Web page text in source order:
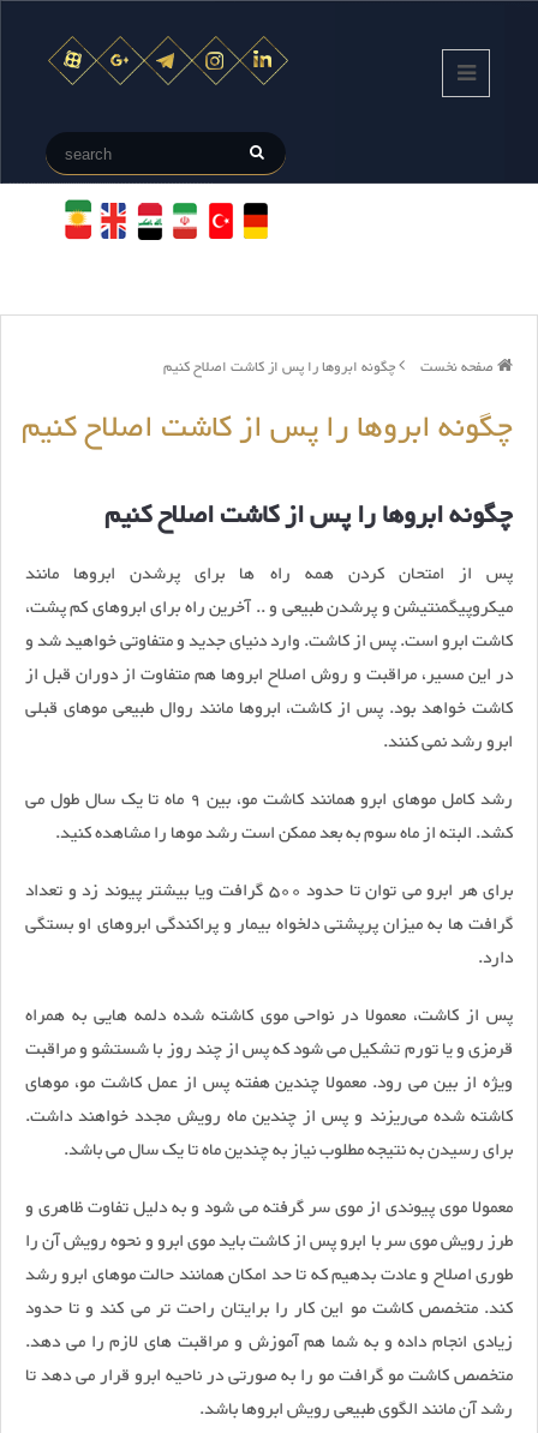
صفحه نخست چگونه ابروها را پس از کاشت اصلاح کنیم
چگونه ابروها را پس از کاشت اصلاح کنیم
چگونه ابروها را پس از کاشت اصلاح کنیم
پس از امتحان کردن همه راه ها برای پرشدن ابروها مانند
میکروپیگمنتیشن و پرشدن طبیعی و .. آخرین راه برای ابروهای کم پشت،
کاشت ابرو است. پس از کاشت. وارد دنیای جدید و متفاوتی خواهید شد و
در این مسیر، مراقبت و روش اصلاح ابروها هم متفاوت از دوران قبل از
کاشت خواهد بود. پس از کاشت، ابروها مانند روال طبیعی موهای قبلی
ابرو رشد نمی کنند.
رشد کامل موهای ابرو همانند کاشت مو، بین 9 ماه تا یک سال طول می
کشد. البته از ماه سوم به بعد ممکن است رشد موها را مشاهده کنید.
برای هر ابرو می توان تا حدود 500 گرافت ویا بیشتر پیوند زد و تعداد
گرافت ها به میزان پرپشتی دلخواه بیمار و پراکندگی ابروهای او بستگی
دارد.
پس از کاشت، معمولا در نواحی موی کاشته شده دلمه هایی به همراه
قرمزی و یا تورم تشکیل می شود که پس از چند روز با شستشو و مراقبت
ویژه از بین می رود. معمولا چندین هفته پس از عمل کاشت مو، موهای
کاشته شده می‌ریزند و پس از چندین ماه رویش مجدد خواهند داشت.
برای رسیدن به نتیجه مطلوب نیاز به چندین ماه تا یک سال می باشد.
معمولا موی پیوندی از موی سر گرفته می شود و به دلیل تفاوت ظاهری و
طرز رویش موی سر با ابرو پس از کاشت باید موی ابرو و نحوه رویش آن را
طوری اصلاح و عادت بدهیم که تا حد امکان همانند حالت موهای ابرو رشد
کند. متخصص کاشت مو این کار را برایتان راحت تر می کند و تا حدود
زیادی انجام داده و به شما هم آموزش و مراقبت های لازم را می دهد.
متخصص کاشت مو گرافت مو را به صورتی در ناحیه ابرو قرار می دهد تا
رشد آن مانند الگوی طبیعی رویش ابروها باشد.